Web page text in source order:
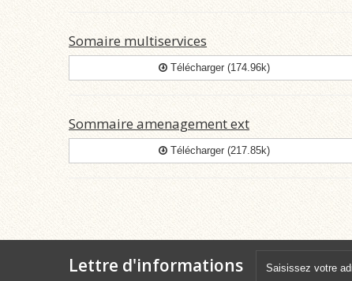
Somaire multiservices
Télécharger (174.96k)
Sommaire amenagement ext
Télécharger (217.85k)
Lettre d'informations